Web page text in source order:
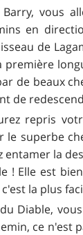
vous
en
de
première
de beaux
de
repris
le superbe
entamer la
! Elle est
la plus
Diable,
ce n'est